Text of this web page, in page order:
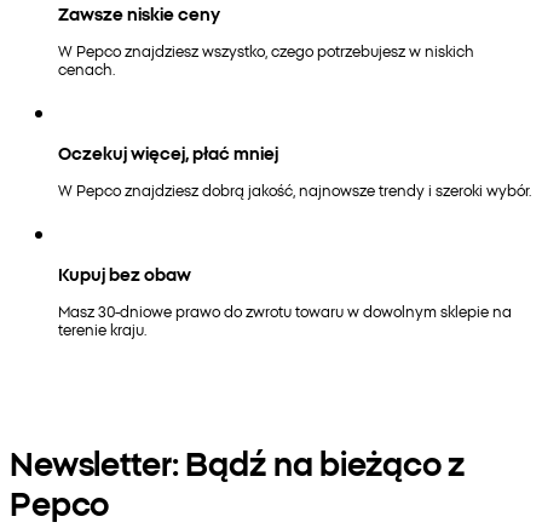
Zawsze niskie ceny
W Pepco znajdziesz wszystko, czego potrzebujesz w niskich
cenach.
Oczekuj więcej, płać mniej
W Pepco znajdziesz dobrą jakość, najnowsze trendy i szeroki wybór.
Kupuj bez obaw
Masz 30-dniowe prawo do zwrotu towaru w dowolnym sklepie na
terenie kraju.
Newsletter: Bądź na bieżąco z
Pepco